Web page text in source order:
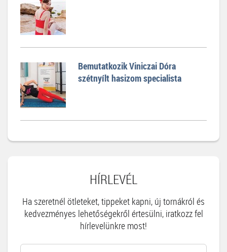
Bemutatkozik Viniczai Dóra
szétnyílt hasizom specialista
HÍRLEVÉL
Ha szeretnél ötleteket, tippeket kapni, új tornákról és
kedvezményes lehetőségekről értesülni, iratkozz fel
hírlevelünkre most!